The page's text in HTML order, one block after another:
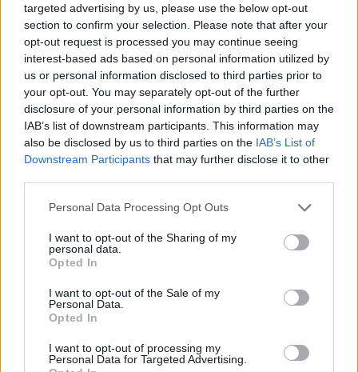
targeted advertising by us, please use the below opt-out
section to confirm your selection. Please note that after your
opt-out request is processed you may continue seeing
interest-based ads based on personal information utilized by
us or personal information disclosed to third parties prior to
your opt-out. You may separately opt-out of the further
disclosure of your personal information by third parties on the
IAB’s list of downstream participants. This information may
also be disclosed by us to third parties on the IAB’s List of
Downstream Participants that may further disclose it to other
Personal Data Processing Opt Outs
I want to opt-out of the Sharing of my
personal data.
Opted In
I want to opt-out of the Sale of my
Personal Data.
Opted In
I want to opt-out of processing my
Personal Data for Targeted Advertising.